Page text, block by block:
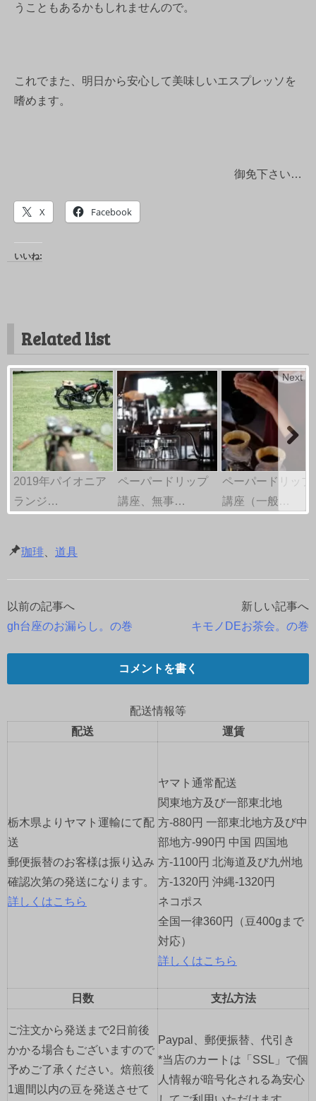
うこともあるかもしれませんので。
これでまた、明日から安心して美味しいエスプレッソを
嗜めます。
御免下さい…
X Facebook
いいね:
Related list
2019年パイオニア
ランジ…
ペーパードリップ
講座、無事…
ペーパードリップ
講座（一般…
Next
珈琲 道具
投
ョ
ン
以前の記事へ
gh台座のお漏らし。の巻
新しい記事へ
キモノDEお茶会。の巻
コメントを書く
配送情報等
配送
運賃
栃木県よりヤマト運輸にて配
送
郵便振替のお客様は振り込み
確認次第の発送になります。
詳しくはこちら
ヤマト通常配送
関東地方及び一部東北地
方-880円 一部東北地方及び中
部地方-990円 中国 四国地
方-1100円 北海道及び九州地
方-1320円 沖縄-1320円
ネコポス
全国一律360円（豆400gまで
対応）
詳しくはこちら
日数 支払方法
ご注文から発送まで2日前後
かかる場合もございますので
予めご了承ください。焙煎後
1週間以内の豆を発送させて
Paypal、郵便振替、代引き
*当店のカートは「SSL」で個
人情報が暗号化される為安心